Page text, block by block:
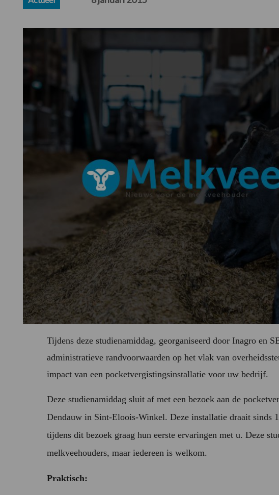
Tijdens deze studienamiddag, georganiseerd door Inagro en
administratieve randvoorwaarden op het vlak van
impact van een pocketvergistingsinstallatie voor uw bedrijf.
Deze studienamiddag sluit af met een bezoek aan de
Dendauw in Sint-Eloois-Winkel. Deze installatie draait sinds
tijdens dit bezoek graag hun eerste ervaringen met u. Deze
melkveehouders, maar iedereen is welkom.
Praktisch: